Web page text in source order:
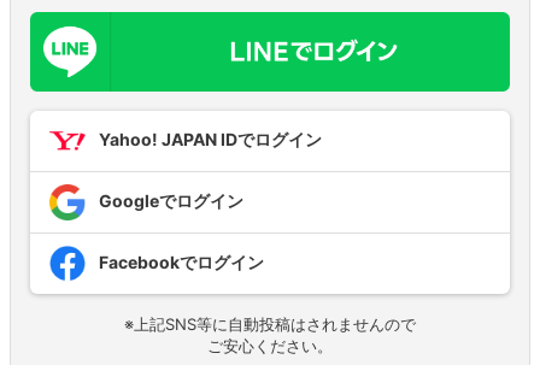
Yahoo! JAPAN IDでログイン
Googleでログイン
Facebookでログイン
※上記SNS等に自動投稿はされませんので
ご安心ください。